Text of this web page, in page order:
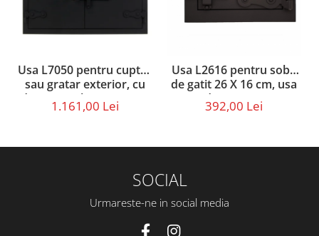
Usa L7050 pentru cuptor
sau gratar exterior, cu
dimensiunile 70 x 50 cm
1.161,00 Lei
Usa L2616 pentru soba
de gatit 26 X 16 cm, usa
de cenusar
392,00 Lei
SOCIAL
Urmareste-ne in social media